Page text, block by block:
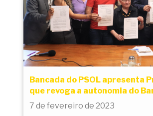
Bancada do PSOL apresenta
que revoga a autonomia do
7 de fevereiro de 2023